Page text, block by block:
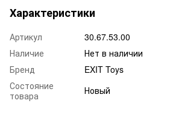
Характеристики
Артикул
30.67.53.00
Наличие
Нет в наличии
Бренд
EXIT Toys
Состояние
товара
Новый